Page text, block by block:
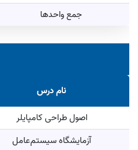
جمع واحد‌ها
نام درس
اصول طراحی کامپایلر
آزمایشگاه سیستم‌عامل